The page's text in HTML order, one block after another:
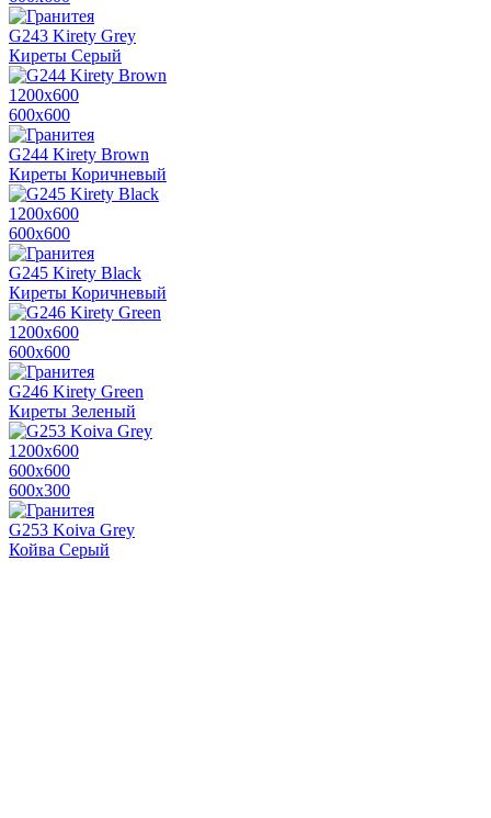
G243 Kirety Grey
Киреты Серый
1200х600
600х600
G244 Kirety Brown
Киреты Коричневый
1200х600
600х600
G245 Kirety Black
Киреты Коричневый
1200х600
600х600
G246 Kirety Green
Киреты Зеленый
1200х600
600х600
600x300
G253 Koiva Grey
Койва Серый